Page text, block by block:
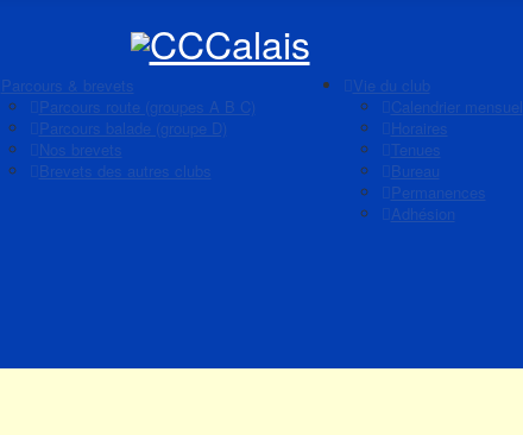
Parcours & brevets
Parcours route (groupes A B C)
Parcours balade (groupe D)
Nos brevets
Brevets des autres clubs
Vie du club
Calendrier mensuel
Horaires
Tenues
Bureau
Permanences
Adhésion